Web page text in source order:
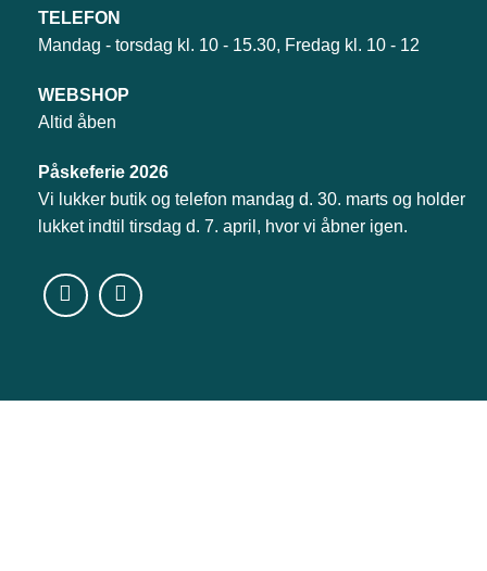
TELEFON
Mandag - torsdag kl. 10 - 15.30, Fredag kl. 10 - 12
WEBSHOP
Altid åben
Påskeferie 2026
Vi lukker butik og telefon mandag d. 30. marts og holder
lukket indtil tirsdag d. 7. april, hvor vi åbner igen.